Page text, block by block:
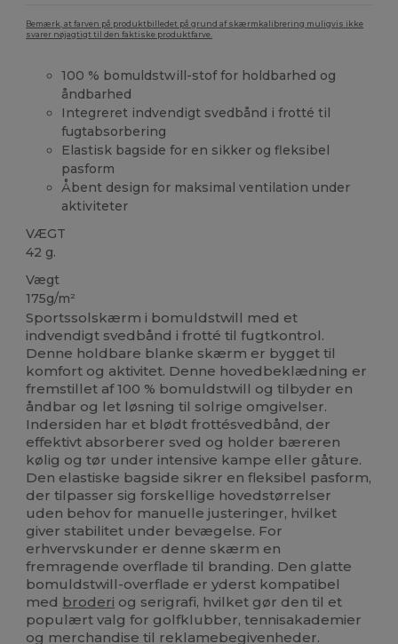
Bemærk, at farven på produktbilledet på grund af skærmkalibrering muligvis ikke
svarer nøjagtigt til den faktiske produktfarve.
100 % bomuldstwill-stof for holdbarhed og
åndbarhed
Integreret indvendigt svedbånd i frotté til
fugtabsorbering
Elastisk bagside for en sikker og fleksibel
pasform
Åbent design for maksimal ventilation under
aktiviteter
VÆGT
42 g.
Vægt
175g/m²
Sportssolskærm i bomuldstwill med et
indvendigt svedbånd i frotté til fugtkontrol.
Denne holdbare blanke skærm er bygget til
komfort og aktivitet. Denne hovedbeklædning er
fremstillet af 100 % bomuldstwill og tilbyder en
åndbar og let løsning til solrige omgivelser.
Indersiden har et blødt frottésvedbånd, der
effektivt absorberer sved og holder bæreren
kølig og tør under intensive kampe eller gåture.
Den elastiske bagside sikrer en fleksibel pasform,
der tilpasser sig forskellige hovedstørrelser
uden behov for manuelle justeringer, hvilket
giver stabilitet under bevægelse. For
erhvervskunder er denne skærm en
fremragende overflade til branding. Den glatte
bomuldstwill-overflade er yderst kompatibel
med broderi og serigrafi, hvilket gør den til et
populært valg for golfklubber, tennisakademier
og merchandise til reklamebegivenheder.